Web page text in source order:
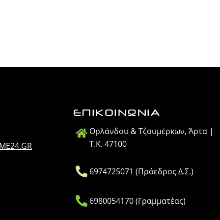
ΕΠΙΚΟΙΝΩΝΙΑ
Ορλάνδου & Τζουμέρκων, Άρτα |
Τ.Κ. 47100
6974725071 (Πρόεδρος Δ.Σ.)
6980054170 (Γραμματέας)